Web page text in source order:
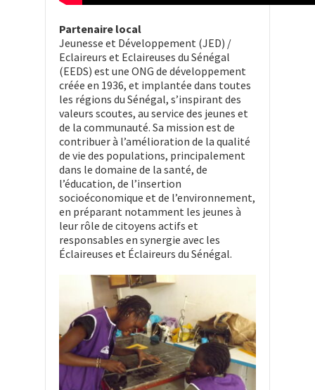
Partenaire local
Jeunesse et Développement (JED) /
Eclaireurs et Eclaireuses du Sénégal
(EEDS) est une ONG de développement
créée en 1936, et implantée dans toutes
les régions du Sénégal, s’inspirant des
valeurs scoutes, au service des jeunes et
de la communauté. Sa mission est de
contribuer à l’amélioration de la qualité
de vie des populations, principalement
dans le domaine de la santé, de
l’éducation, de l’insertion
socioéconomique et de l’environnement,
en préparant notamment les jeunes à
leur rôle de citoyens actifs et
responsables en synergie avec les
Éclaireuses et Éclaireurs du Sénégal.